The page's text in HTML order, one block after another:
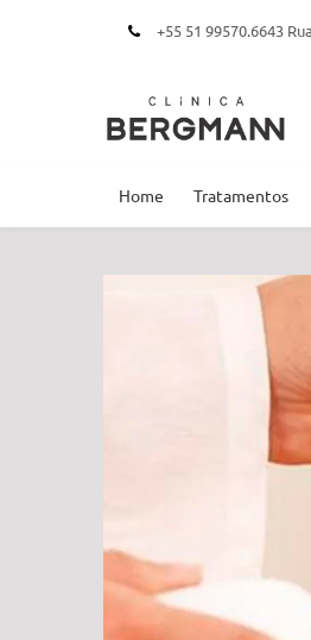
+55 51 99570.6643
Home Tratamentos